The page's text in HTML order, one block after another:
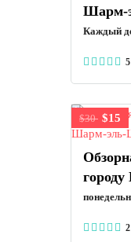
Шарм-
Каждый
$30 $15